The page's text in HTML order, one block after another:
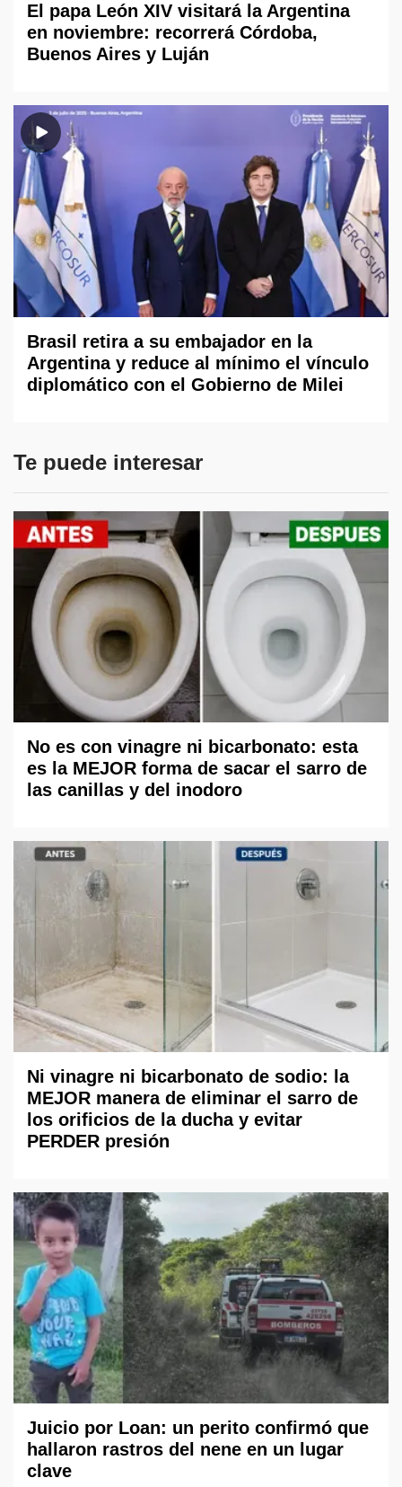
El papa León XIV visitará la Argentina
en noviembre: recorrerá Córdoba,
Buenos Aires y Luján
Brasil retira a su embajador en la
Argentina y reduce al mínimo el vínculo
diplomático con el Gobierno de Milei
Te puede interesar
No es con vinagre ni bicarbonato: esta
es la MEJOR forma de sacar el sarro de
las canillas y del inodoro
Ni vinagre ni bicarbonato de sodio: la
MEJOR manera de eliminar el sarro de
los orificios de la ducha y evitar
PERDER presión
Juicio por Loan: un perito confirmó que
hallaron rastros del nene en un lugar
clave